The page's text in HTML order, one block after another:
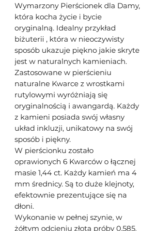
Wymarzony Pierścionek dla Damy,
która kocha życie i bycie
oryginalną. Idealny przykład
biżuterii , która w nieoczywisty
sposób ukazuje piękno jakie skryte
jest w naturalnych kamieniach.
Zastosowane w pierścieniu
naturalne Kwarce z wrostkami
rutylowymi wyróżniają się
oryginalnością i awangardą. Każdy
z kamieni posiada swój własny
układ inkluzji, unikatowy na swój
sposób i piękny.
W pierścionku zostało
oprawionych 6 Kwarców o łącznej
masie 1,44 ct. Każdy kamień ma 4
mm średnicy. Są to duże klejnoty,
efektownie prezentujące się na
dłoni.
Wykonanie w pełnej szynie, w
żółtym odcieniu złota próby 0,585.